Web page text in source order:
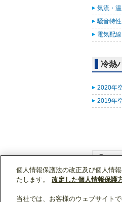
気流・
騒音特
電気配
冷熱
2020年
2019年
WIN2Kト
個人情報保護法の改正及び個人情
たします。
改定した個人情報保護
当社では、お客様のウェブサイト